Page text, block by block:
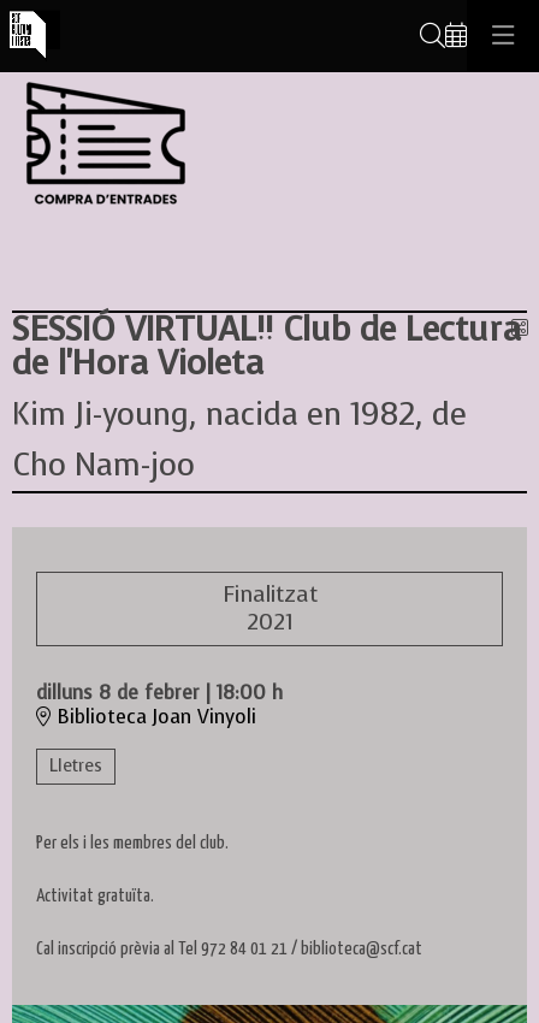
SESSIÓ VIRTUAL!! Club de Lectura
de l'Hora Violeta
Kim Ji-young, nacida en 1982, de
Cho Nam-joo
Finalitzat
2021
dilluns 8 de febrer | 18:00 h
Biblioteca Joan Vinyoli
Lletres
Per els i les membres del club.
Activitat gratuïta.
Cal inscripció prèvia al Tel 972 84 01 21 / biblioteca@scf.cat